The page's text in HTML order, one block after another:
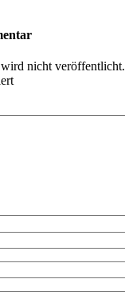
nicht veröffentlicht.